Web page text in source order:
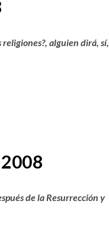
alguien dirá, sí,
de la Resurrección y